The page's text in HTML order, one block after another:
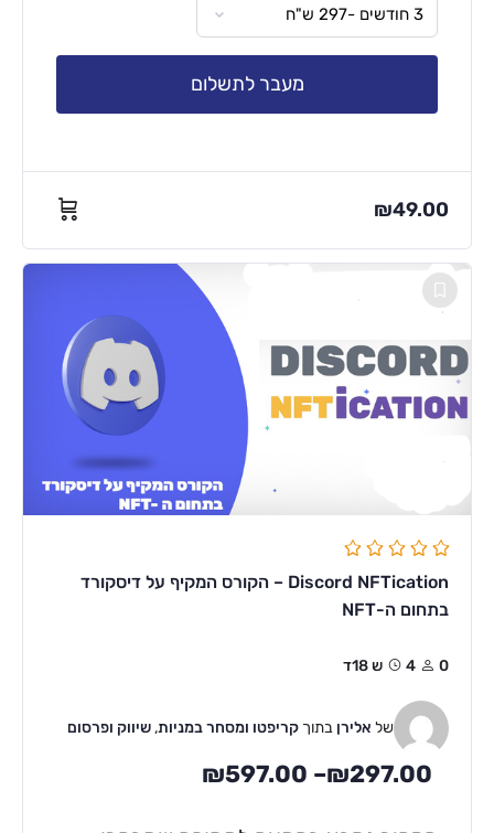
מעבר לתשלום
₪49.00
Discord NFTication – הקורס המקיף על דיסקורד
בתחום ה-NFT
0 4ש 18ד
של אלירן בתוך קריפטו ומסחר במניות, שיווק ופרסום
₪297.00
–
₪597.00